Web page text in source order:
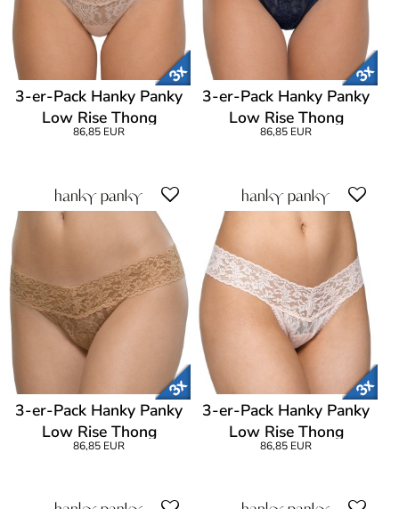
3-er-Pack Hanky Panky
Low Rise Thong
86,85 EUR
3-er-Pack Hanky Panky
Low Rise Thong
86,85 EUR
3-er-Pack Hanky Panky
Low Rise Thong
86,85 EUR
3-er-Pack Hanky Panky
Low Rise Thong
86,85 EUR